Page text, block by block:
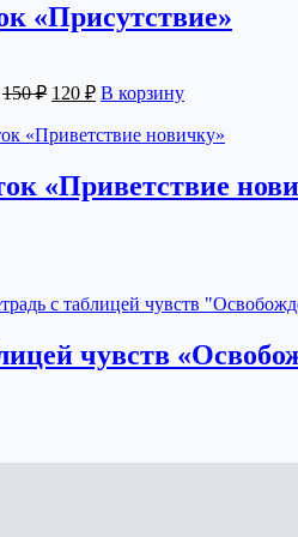
«Присутствие»
150₽ Первоначальная
составляла
120 ₽Текущая
цена:
120 ₽.
В корзину
«Приветствие
чувств